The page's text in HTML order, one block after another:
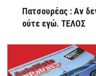
Πατσουρέας : Αν
ούτε εγώ. ΤΕΛΟΣ